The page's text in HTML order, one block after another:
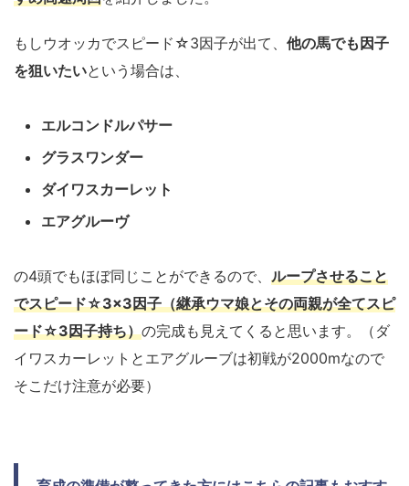
もしウオッカでスピード☆3因子が出て、 他の馬でも因子
を狙いたいという場合は、
エルコンドルパサー
グラスワンダー
ダイワスカーレット
エアグルーヴ
の4頭でもほぼ同じことができるので、 ループさせること
でスピード☆3×3因子（継承ウマ娘とその両親が全てスピ
ード☆3因子持ち）の完成も見えてくると思います。（ダ
イワスカーレットとエアグルーブは初戦が2000mなので
そこだけ注意が必要）